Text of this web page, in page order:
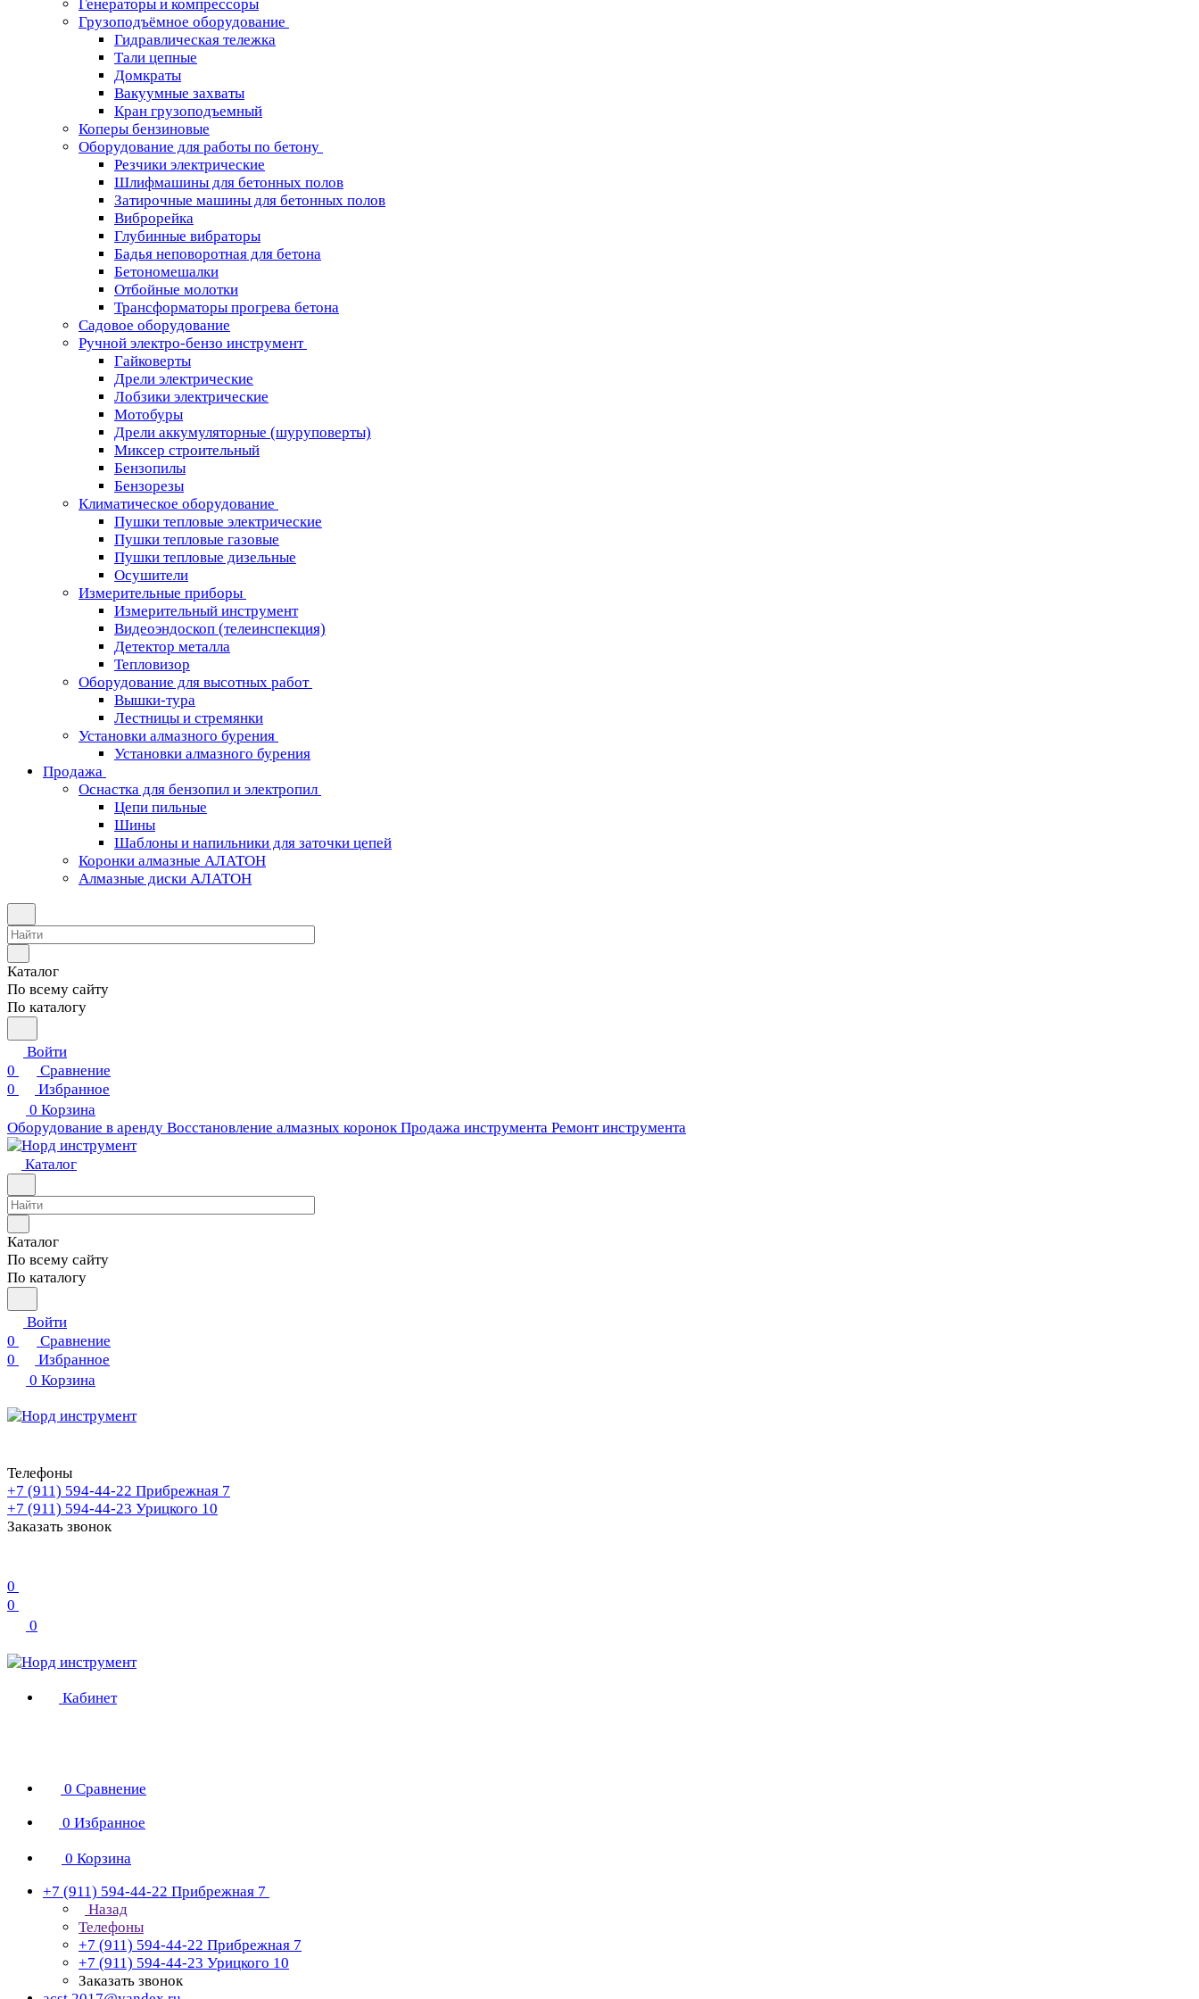
Генераторы и компрессоры
Грузоподъёмное оборудование
Гидравлическая тележка
Тали цепные
Домкраты
Вакуумные захваты
Кран грузоподъемный
Коперы бензиновые
Оборудование для работы по бетону
Резчики электрические
Шлифмашины для бетонных полов
Затирочные машины для бетонных полов
Виброрейка
Глубинные вибраторы
Бадья неповоротная для бетона
Бетономешалки
Отбойные молотки
Трансформаторы прогрева бетона
Садовое оборудование
Ручной электро-бензо инструмент
Гайковерты
Дрели электрические
Лобзики электрические
Мотобуры
Дрели аккумуляторные (шуруповерты)
Миксер строительный
Бензопилы
Бензорезы
Климатическое оборудование
Пушки тепловые электрические
Пушки тепловые газовые
Пушки тепловые дизельные
Осушители
Измерительные приборы
Измерительный инструмент
Видеоэндоскоп (телеинспекция)
Детектор металла
Тепловизор
Оборудование для высотных работ
Вышки-тура
Лестницы и стремянки
Установки алмазного бурения
Установки алмазного бурения
Продажа
Оснастка для бензопил и электропил
Цепи пильные
Шины
Шаблоны и напильники для заточки цепей
Коронки алмазные АЛАТОН
Алмазные диски АЛАТОН
Каталог
По всему сайту
По каталогу
Войти
0
Сравнение
0
Избранное
0 Корзина
Оборудование в аренду Восстановление алмазных коронок Продажа инструмента Ремонт инструмента
Каталог
Каталог
По всему сайту
По каталогу
Войти
0
Сравнение
0
Избранное
0 Корзина
Телефоны
+7 (911) 594-44-22 Прибрежная 7
+7 (911) 594-44-23 Урицкого 10
Заказать звонок
0
0
0
Кабинет
0 Сравнение
0 Избранное
0 Корзина
+7 (911) 594-44-22 Прибрежная 7
Назад
Телефоны
+7 (911) 594-44-22 Прибрежная 7
+7 (911) 594-44-23 Урицкого 10
Заказать звонок